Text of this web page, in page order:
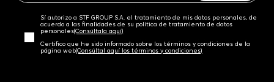
Sí autorizo a STF GROUP S.A. el tratamiento de mis datos personales, de
acuerdo a las finalidades de su política de tratamiento de datos
personales‎(Consúltala aquí)
Certifico que he sido informado sobre los términos y condiciones de la
página web‎(Consúltal aquí los términos y condiciones)